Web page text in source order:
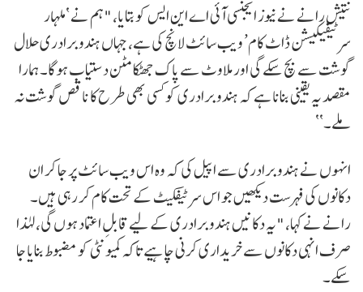
نتیش رانے نے نیوز ایجنسی آئی اے این ایس کو بتایا، "ہم نے ‘ملہار
سرٹیفیکیشن ڈاٹ کام’ ویب سائٹ لانچ کی ہے، جہاں ہندو برادری حلال
گوشت سے بچ سکے گی اور ملاوٹ سے پاک جھٹکا مٹن دستیاب ہوگا۔ ہمارا
مقصد یہ یقینی بنانا ہے کہ ہندو برادری کو کسی بھی طرح کا ناقص گوشت نہ
ملے۔‘‘
انہوں نے ہندو برادری سے اپیل کی کہ وہ اس ویب سائٹ پر جا کر ان
دکانوں کی فہرست دیکھیں جو اس سرٹیفکیٹ کے تحت کام کر رہی ہیں۔
رانے نے کہا، "یہ دکانیں ہندو برادری کے لیے قابلِ اعتماد ہوں گی، لہٰذا
صرف انہی دکانوں سے خریداری کرنی چاہیے تاکہ کمیونٹی کو مضبوط بنایا جا
سکے۔